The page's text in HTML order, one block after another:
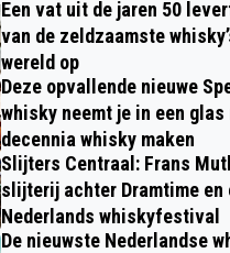
Een vat uit de jaren 50
van de zeldzaamste
wereld op
Deze opvallende nieuwe
whisky neemt je in een glas
decennia whisky maken
Slijters Centraal: Frans
slijterij achter Dramtime en
Nederlands whiskyfestival
De nieuwste Nederlandse